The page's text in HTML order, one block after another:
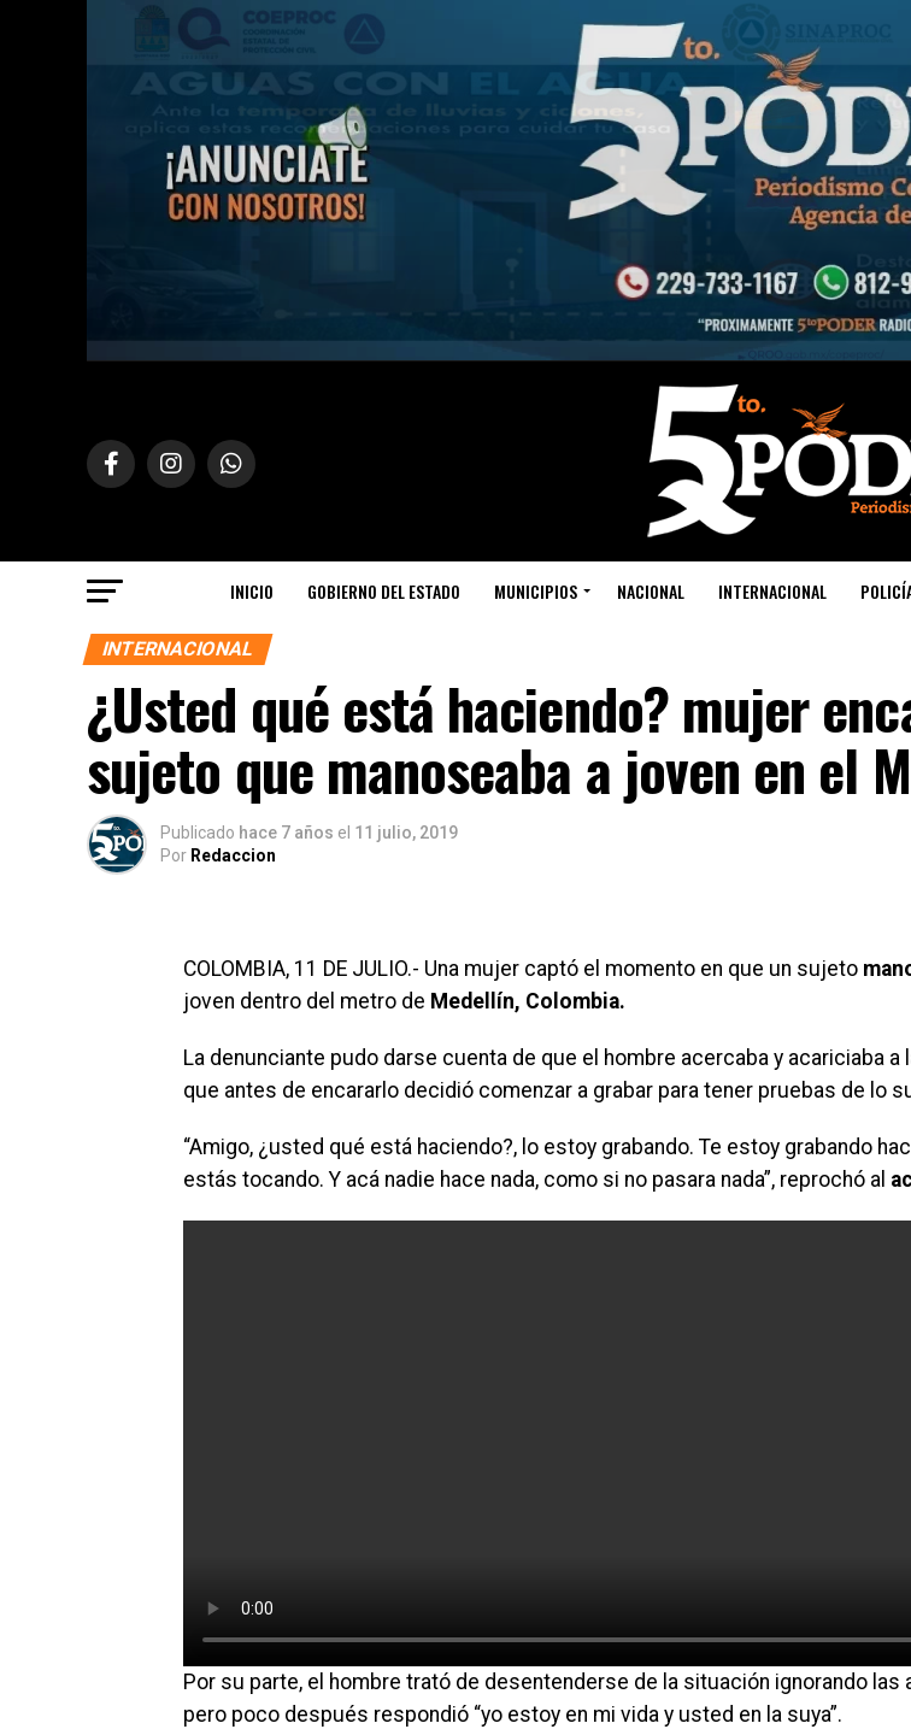
INICIO GOBIERNO DEL ESTADO MUNICIPIOS NACIONAL INTERNACIONAL
INTERNACIONAL
¿Usted qué está haciendo? mujer
sujeto que manoseaba a joven en el
Publicado hace 7 años el 11 julio, 2019
Por Redaccion
COLOMBIA, 11 DE JULIO.- Una mujer captó el momento en que un sujeto
joven dentro del metro de Medellín, Colombia.
La denunciante pudo darse cuenta de que el hombre acercaba y acariciaba a
que antes de encararlo decidió comenzar a grabar para tener pruebas de lo
“Amigo, ¿usted qué está haciendo?, lo estoy grabando. Te estoy grabando
estás tocando. Y acá nadie hace nada, como si no pasara nada”, reprochó al
Por su parte, el hombre trató de desentenderse de la situación ignorando las
pero poco después respondió “yo estoy en mi vida y usted en la suya”.